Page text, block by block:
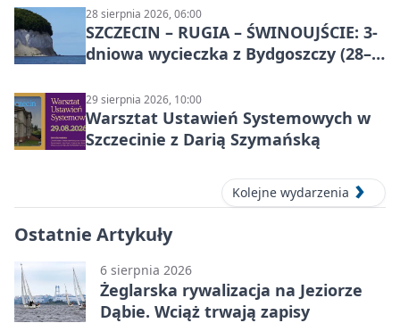
28 sierpnia 2026, 06:00
SZCZECIN – RUGIA – ŚWINOUJŚCIE: 3-
dniowa wycieczka z Bydgoszczy (28–
29 sierpnia 2026, 10:00
Warsztat Ustawień Systemowych w
Szczecinie z Darią Szymańską
Kolejne wydarzenia
Ostatnie Artykuły
6 sierpnia 2026
Żeglarska rywalizacja na Jeziorze
Dąbie. Wciąż trwają zapisy